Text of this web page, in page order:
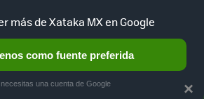
HOME AUTO TERRITORIO
×
más de Xataka MX en Google
como fuente preferida
una cuenta de Google